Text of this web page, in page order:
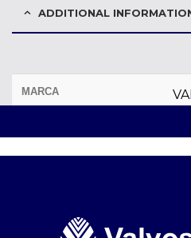
ADDITIONAL
MARCA